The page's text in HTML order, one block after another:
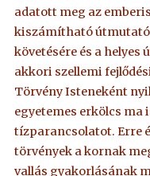
adatott meg az
kiszámítható
követésére és a helyes
akkori szellemi
Törvény Isteneként
egyetemes erkölcs ma
tízparancsolatot. Erre
törvények a kornak
vallás gyakorlásának